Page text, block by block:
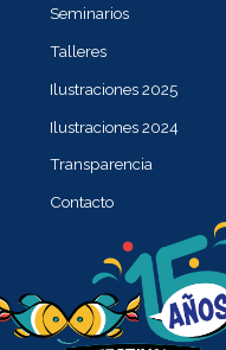
Seminarios
Talleres
Ilustraciones 2025
Ilustraciones 2024
Transparencia
Contacto